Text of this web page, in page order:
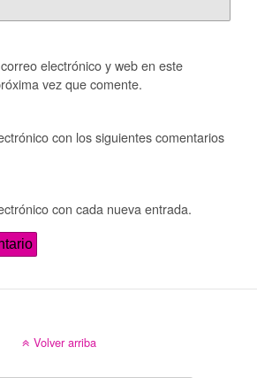
electrónico y web en este
vez que comente.
con los siguientes comentarios
con cada nueva entrada.
Volver arriba